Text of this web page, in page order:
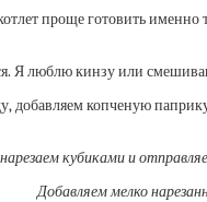
проще готовить
Я люблю кинзу или
добавляем копченую
кубиками и
Добавляем мелко